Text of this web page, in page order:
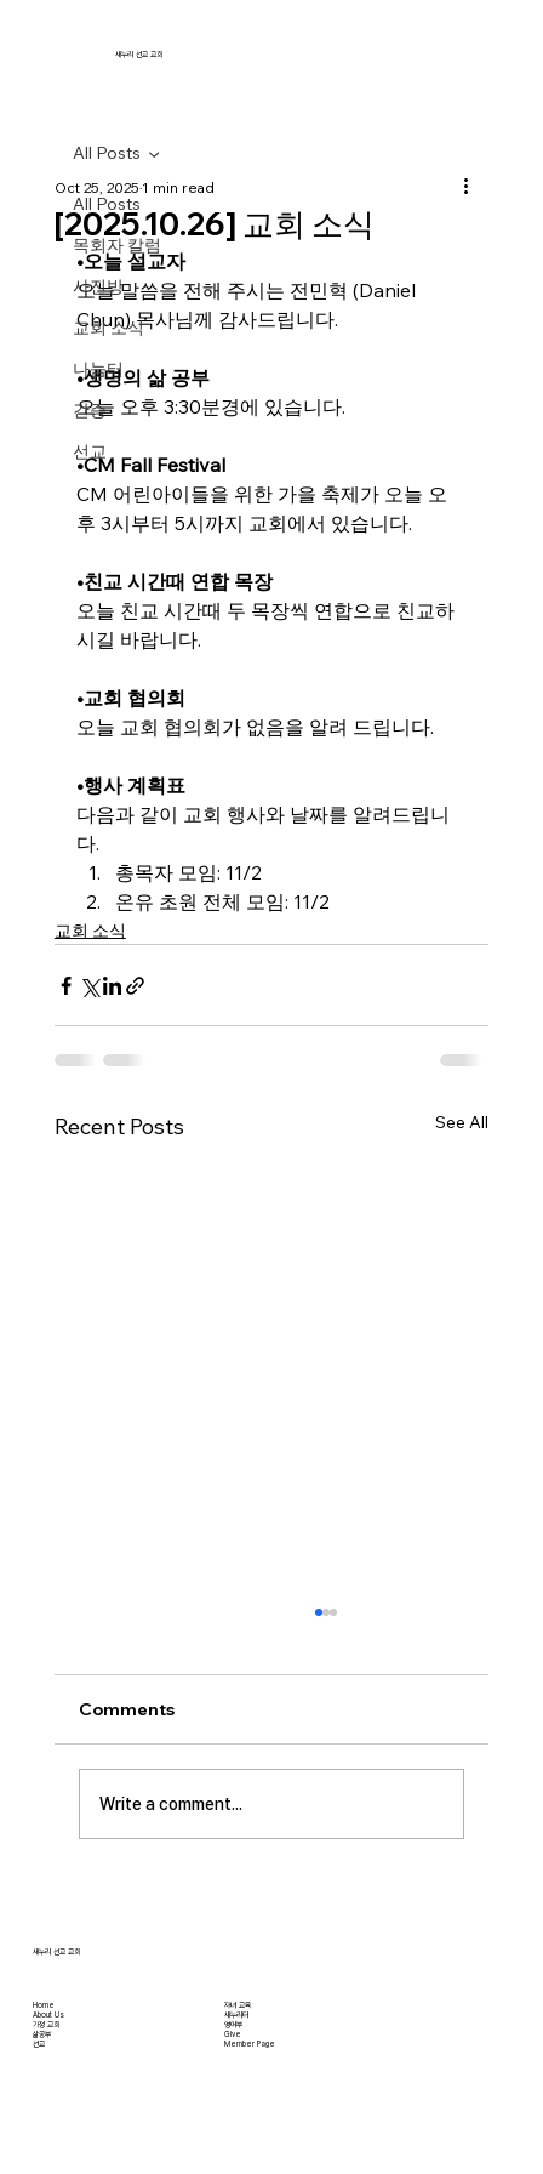
새누리 선교 교회
All Posts
목회자 칼럼
사진방
교회 소식
나눔터
간증
선교
All Posts
[2025.10.26] 교회 소식
Oct 25, 20251 min read
•오늘 설교자
오늘 말씀을 전해 주시는 전민혁 (Daniel
Chun) 목사님께 감사드립니다.
•생명의 삶 공부
오늘 오후 3:30분경에 있습니다.
•CM Fall Festival
CM 어린아이들을 위한 가을 축제가 오늘 오
후 3시부터 5시까지 교회에서 있습니다.
•친교 시간때 연합 목장
오늘 친교 시간때 두 목장씩 연합으로 친교하
시길 바랍니다.
•교회 협의회
오늘 교회 협의회가 없음을 알려 드립니다.
•행사 계획표
다음과 같이 교회 행사와 날짜를 알려드립니
다.
총목자 모임: 11/2
온유 초원 전체 모임: 11/2
교회 소식
Recent Posts See All
• 성만찬 오늘 예배중에 있습니다. 준비해 주신
부장님께 감사드립니다. • 북가주 남침례교 한인
교회 협의회 모임 8월 11일 화요일 오전 11시에
저희 교회에서 호스트 합니다. 목회자 40여명 식
사 준비를 돕고자 하시는 분들은 정경애 권사님
Comments
Write a comment...
Home
About Us
​가정 교회
​삶공부
​선교
자녀 교육
새누리터
영어부
Give
Member Page
새누리 선교 교회